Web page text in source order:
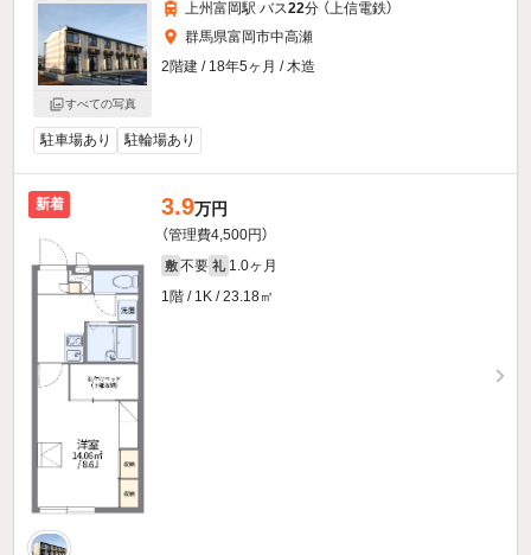
すべての写真
上州富岡駅 バス22分 （上信電鉄）
群馬県富岡市中高瀬
2階建 / 18年5ヶ月 / 木造
駐車場あり 駐輪場あり
新着 3.9万円
（管理費4,500円）
敷 不要 礼 1.0ヶ月
1階 / 1K / 23.18㎡